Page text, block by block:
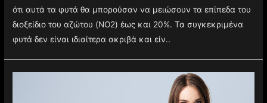
ότι αυτά τα φυτά θα μπορούσαν να μειώσουν τα επίπεδα του
διοξείδιο του αζώτου (NO2) έως και 20%. Τα συγκεκριμένα
φυτά δεν είναι ιδιαίτερα ακριβά και είν..